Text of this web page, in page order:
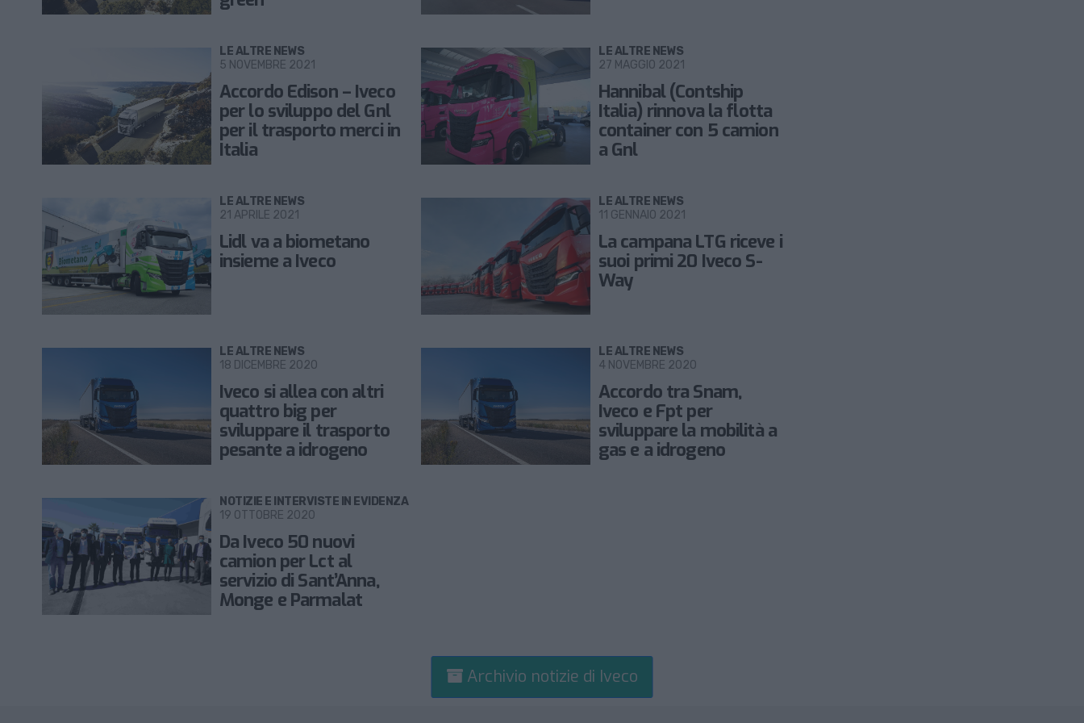
Accordo Edison – Iveco
per lo sviluppo del Gnl
per il trasporto merci in
Italia
LE ALTRE NEWS
5 NOVEMBRE 2021
Hannibal (Contship
Italia) rinnova la flotta
container con 5 camion
a Gnl
LE ALTRE NEWS
27 MAGGIO 2021
Lidl va a biometano
insieme a Iveco
LE ALTRE NEWS
21 APRILE 2021
La campana LTG riceve i
suoi primi 20 Iveco S-
Way
LE ALTRE NEWS
11 GENNAIO 2021
Iveco si allea con altri
quattro big per
sviluppare il trasporto
pesante a idrogeno
LE ALTRE NEWS
18 DICEMBRE 2020
Accordo tra Snam,
Iveco e Fpt per
sviluppare la mobilità a
gas e a idrogeno
LE ALTRE NEWS
4 NOVEMBRE 2020
Da Iveco 50 nuovi
camion per Lct al
servizio di Sant’Anna,
Monge e Parmalat
NOTIZIE E INTERVISTE IN EVIDENZA
19 OTTOBRE 2020
Archivio notizie di Iveco